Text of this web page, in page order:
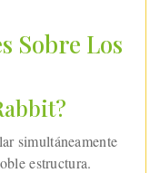
Sobre Los
simultáneamente
estructura.